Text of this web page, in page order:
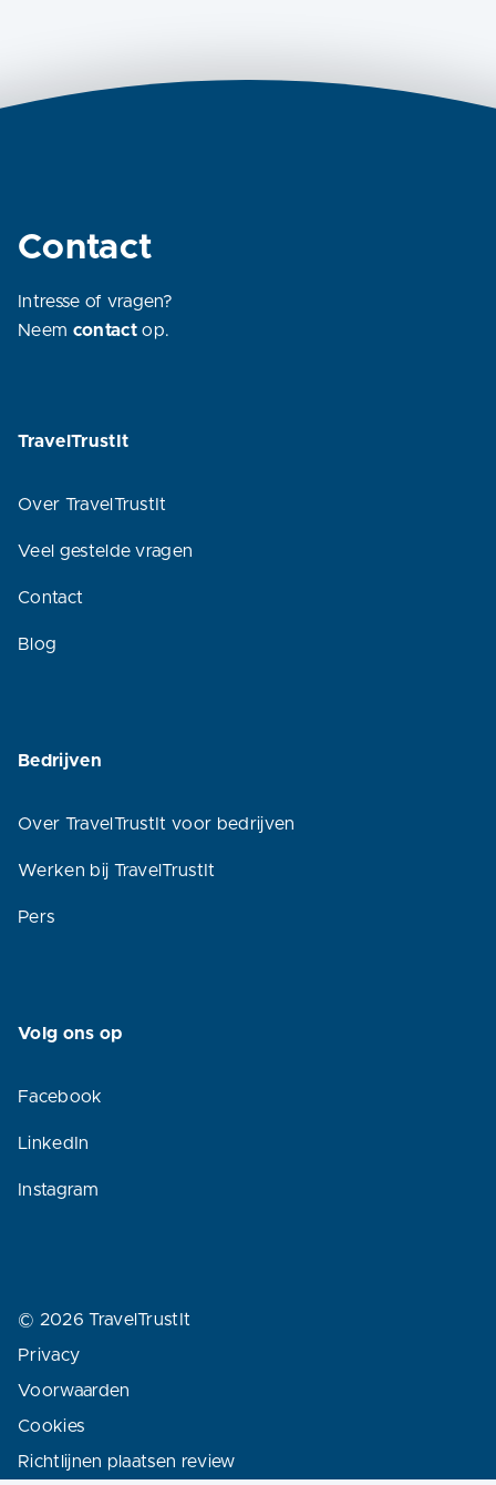
Contact
Intresse of vragen?
Neem contact op.
TravelTrustIt
Over TravelTrustIt
Veel gestelde vragen
Contact
Blog
Bedrijven
Over TravelTrustIt voor bedrijven
Werken bij TravelTrustIt
Pers
Volg ons op
Facebook
LinkedIn
Instagram
© 2026 TravelTrustIt
Privacy
Voorwaarden
Cookies
Richtlijnen plaatsen review